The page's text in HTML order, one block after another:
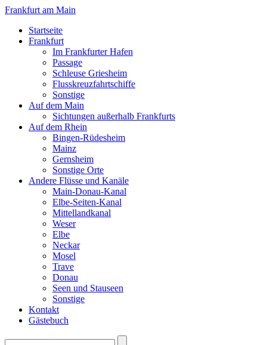
Frankfurt am Main
Startseite
Frankfurt
Im Frankfurter Hafen
Passage
Schleuse Griesheim
Flusskreuzfahrtschiffe
Sonstige
Auf dem Main
Sichtungen außerhalb Frankfurts
Auf dem Rhein
Bingen-Rüdesheim
Mainz
Gernsheim
Sonstige Orte
Andere Flüsse und Kanäle
Main-Donau-Kanal
Elbe-Seiten-Kanal
Mittellandkanal
Weser
Elbe
Neckar
Mosel
Trave
Donau
Seen und Stauseen
Sonstige
Kontakt
Gästebuch